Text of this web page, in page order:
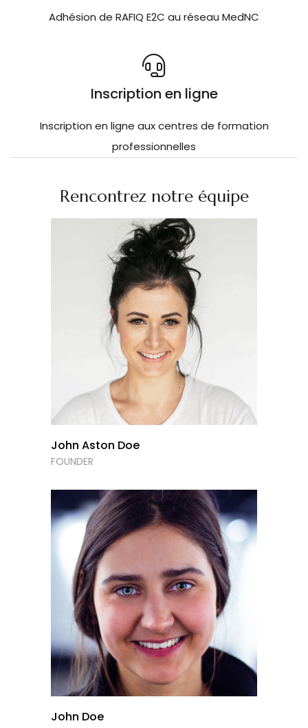
Adhésion de RAFIQ E2C au réseau MedNC
Inscription en ligne
Inscription en ligne aux centres de formation
professionnelles
Rencontrez notre équipe
John Aston Doe
FOUNDER
John Doe